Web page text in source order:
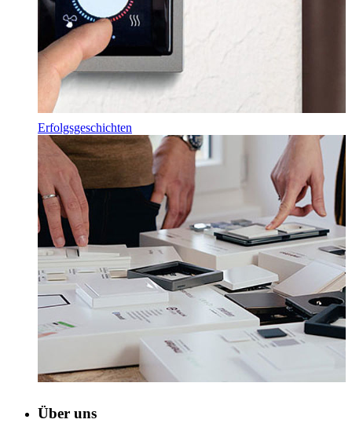
Erfolgsgeschichten
Über uns